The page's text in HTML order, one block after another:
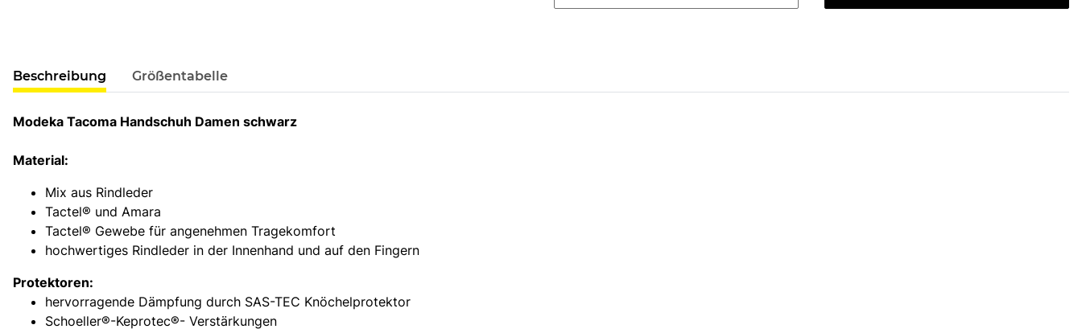
weitere Registerkarten anzeigen
Beschreibung Größentabelle
Modeka Tacoma Handschuh Damen schwarz
Material:
Mix aus Rindleder
Tactel® und Amara
Tactel® Gewebe für angenehmen Tragekomfort
hochwertiges Rindleder in der Innenhand und auf den Fingern
Protektoren:
hervorragende Dämpfung durch SAS-TEC Knöchelprotektor
Schoeller®-Keprotec®- Verstärkungen